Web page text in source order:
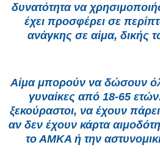
δυνατότητα να
έχει προσφέρει σε
ανάγκης σε αίμα, δικής
Αίμα μπορούν να δώσουν
γυναίκες από 18-65
ξεκούραστοι, να έχουν
αν δεν έχουν κάρτα
το ΑΜΚΑ ή την